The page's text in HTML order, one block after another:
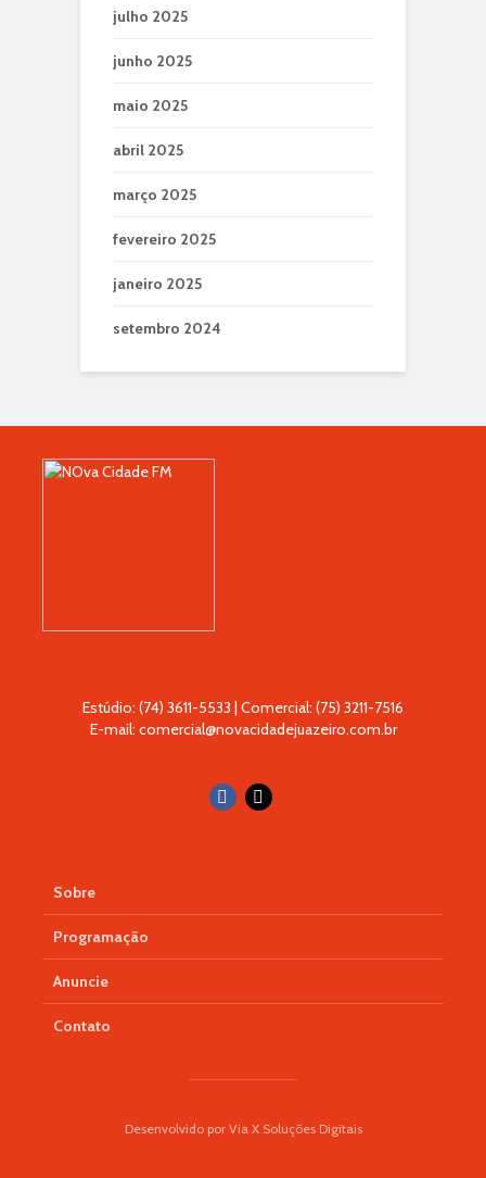
julho 2025
junho 2025
maio 2025
abril 2025
março 2025
fevereiro 2025
janeiro 2025
setembro 2024
Estúdio: (74) 3611-5533 | Comercial: (75) 3211-7516
E-mail: comercial@novacidadejuazeiro.com.br
Sobre
Programação
Anuncie
Contato
Desenvolvido por Via X Soluções Digitais